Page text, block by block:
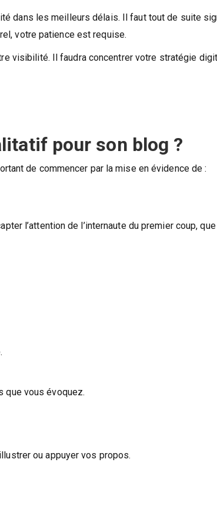
dans les meilleurs délais. Il faut tout de suite
votre patience est requise.
visibilité. Il faudra concentrer votre stratégie
pour son blog ?
de commencer par la mise en évidence de :
l’attention de l’internaute du premier coup,
que vous évoquez.
ou appuyer vos propos.